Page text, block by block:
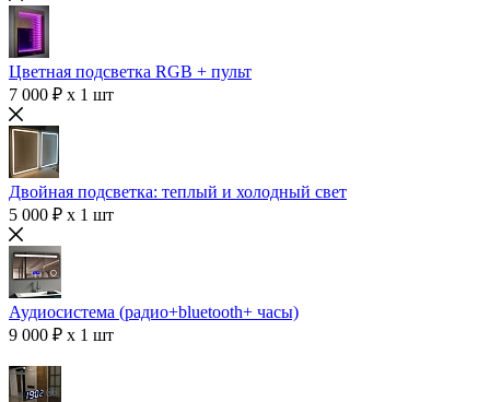
Цветная подсветка RGB + пульт
7 000 ₽ x 1 шт
Двойная подсветка: теплый и холодный свет
5 000 ₽ x 1 шт
Аудиосистема (радио+bluetooth+ часы)
9 000 ₽ x 1 шт